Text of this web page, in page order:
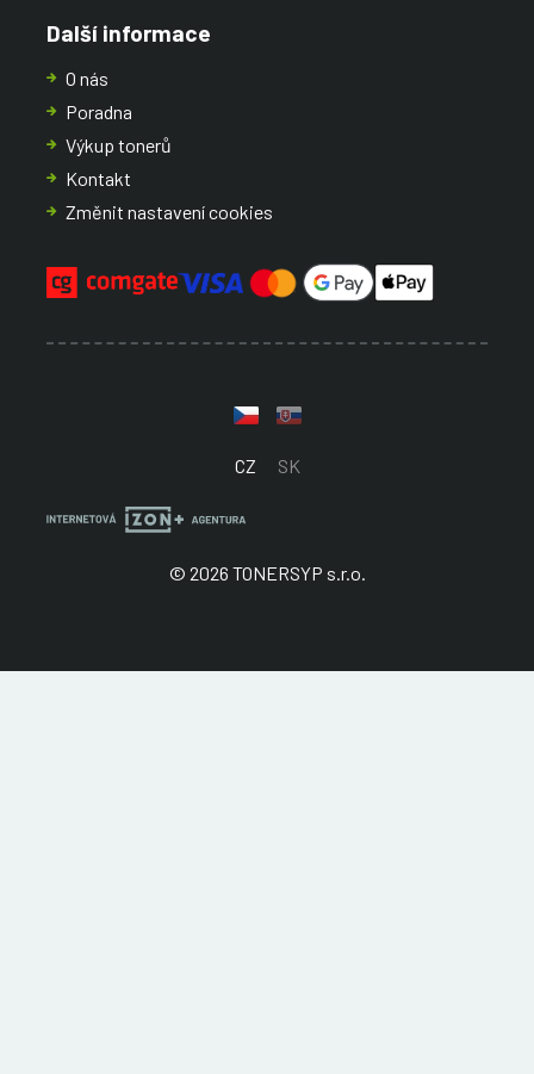
Další informace
O nás
Poradna
Výkup tonerů
Kontakt
Změnit nastavení cookies
CZ SK
© 2026 TONERSYP s.r.o.